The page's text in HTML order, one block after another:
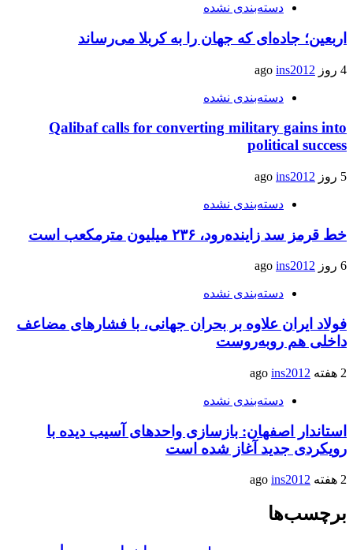
دسته‌بندی نشده
اربعین؛ جاده‌ای که جهان را به کربلا می‌رساند
4 روز ago ins2012
دسته‌بندی نشده
Qalibaf calls for converting military gains into
political success
5 روز ago ins2012
دسته‌بندی نشده
خط قرمز سد زاینده‌رود، ۲۳۶ میلیون مترمکعب است
6 روز ago ins2012
دسته‌بندی نشده
فولاد ایران علاوه بر بحران جهانی، با فشارهای مضاعف
داخلی هم روبه‌روست
2 هفته ago ins2012
دسته‌بندی نشده
استاندار اصفهان: بازسازی واحدهای آسیب دیده با
رویکردی جدید آغاز شده است
2 هفته ago ins2012
برچسب‌ها